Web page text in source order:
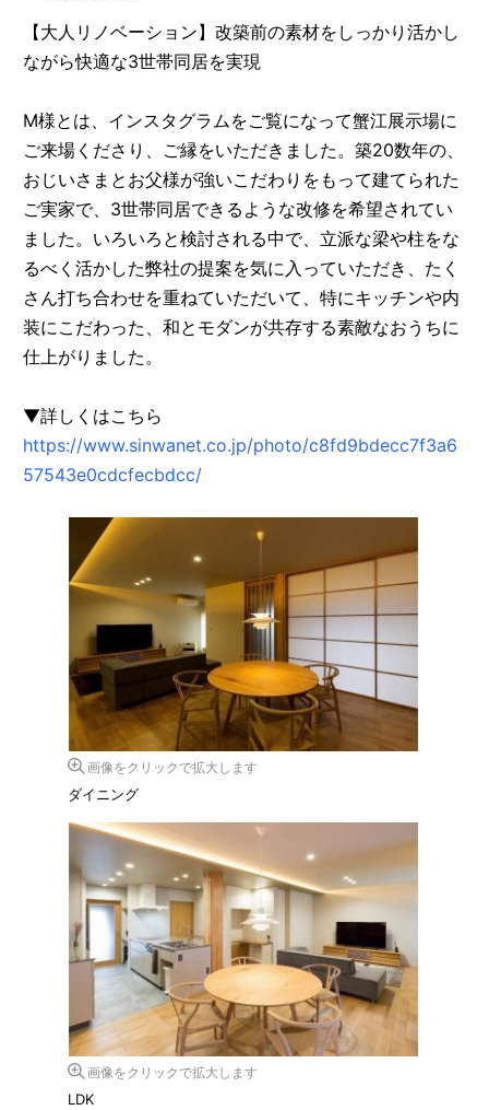
【大人リノベーション】改築前の素材をしっかり活かし
ながら快適な3世帯同居を実現
M様とは、インスタグラムをご覧になって蟹江展示場に
ご来場くださり、ご縁をいただきました。築20数年の、
おじいさまとお父様が強いこだわりをもって建てられた
ご実家で、3世帯同居できるような改修を希望されてい
ました。いろいろと検討される中で、立派な梁や柱をな
るべく活かした弊社の提案を気に入っていただき、たく
さん打ち合わせを重ねていただいて、特にキッチンや内
装にこだわった、和とモダンが共存する素敵なおうちに
仕上がりました。
▼詳しくはこちら
https://www.sinwanet.co.jp/photo/c8fd9bdecc7f3a6
57543e0cdcfecbdcc/
画像をクリックで拡大します
ダイニング
画像をクリックで拡大します
LDK